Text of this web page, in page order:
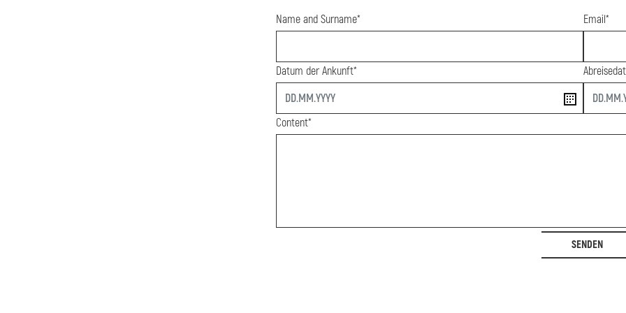
Name and Surname* Email*
Datum der Ankunft*
start
end
Content*
SENDEN